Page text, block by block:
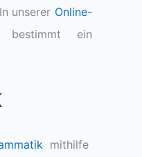
unserer Online-
ein
mithilfe